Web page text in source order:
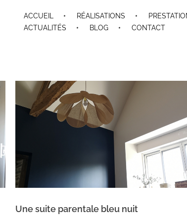
ACCUEIL RÉALISATIONS
ACTUALITÉS
BLOG CONTACT
Une suite parentale bleu nuit